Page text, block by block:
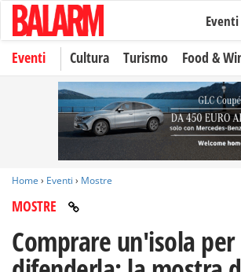
Eventi Cultura Turismo Food &
Home › Eventi › Mostre
MOSTRE
Comprare un'isola per